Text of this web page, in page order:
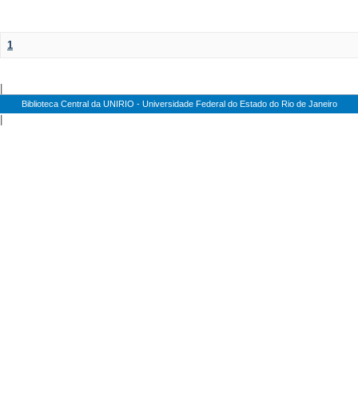
1
Biblioteca Central da UNIRIO - Universidade Federal do Estado do Rio de Janeiro